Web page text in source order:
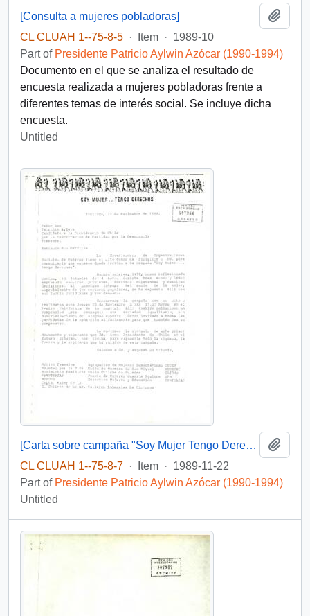
[Consulta a mujeres pobladoras]
CL CLUAH 1--75-8-5 · Item · 1989-10
Part of Presidente Patricio Aylwin Azócar (1990-1994)
Documento en el que se analiza el resultado de
encuesta realizada a mujeres pobladoras frente a
diferentes temas de interés social. Se incluye dicha
encuesta.
Untitled
[Carta sobre campaña "Soy Mujer Tengo Derecho"]
CL CLUAH 1--75-8-7 · Item · 1989-11-22
Part of Presidente Patricio Aylwin Azócar (1990-1994)
Untitled